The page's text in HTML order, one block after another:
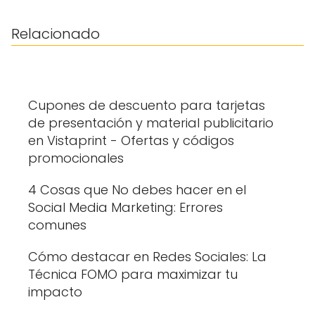
Relacionado
Cupones de descuento para tarjetas
de presentación y material publicitario
en Vistaprint - Ofertas y códigos
promocionales
4 Cosas que No debes hacer en el
Social Media Marketing: Errores
comunes
Cómo destacar en Redes Sociales: La
Técnica FOMO para maximizar tu
impacto